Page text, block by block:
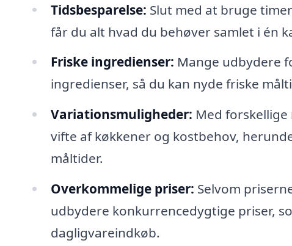
Tidsbesparelse: Slut med at bruge
får du alt hvad du behøver samlet i én
Friske ingredienser: Mange udbydere
ingredienser, så du kan nyde friske
Variationsmuligheder: Med
vifte af køkkener og kostbehov,
måltider.
Overkommelige priser: Selvom
udbydere konkurrencedygtige priser,
dagligvareindkøb.